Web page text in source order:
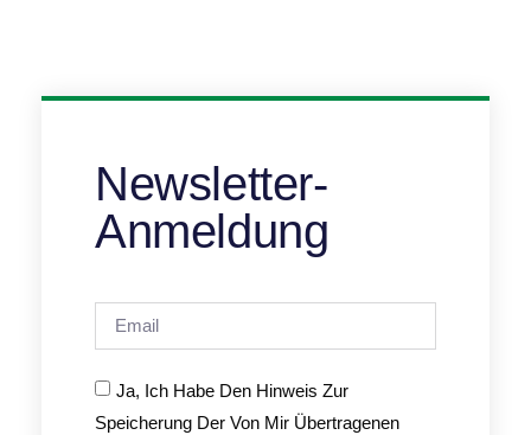
Newsletter-
Anmeldung
Ja, Ich Habe Den Hinweis Zur
Speicherung Der Von Mir Übertragenen